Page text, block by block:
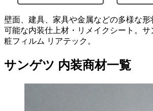
壁面、建具、家具や金属などの多様な
可能な内装仕上材・リメイクシート。
粧フィルム リアテック。
サンゲツ 内装商材一覧